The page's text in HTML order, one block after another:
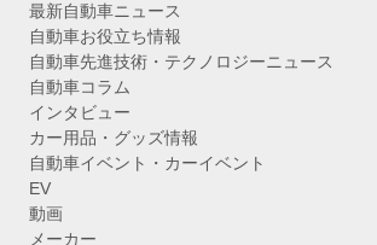
最新自動車ニュース
自動車お役立ち情報
自動車先進技術・テクノロジーニュース
自動車コラム
インタビュー
カー用品・グッズ情報
自動車イベント・カーイベント
EV
動画
メーカー